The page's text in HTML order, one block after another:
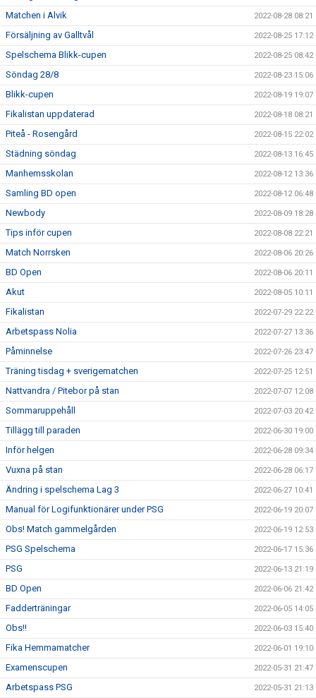
Matchen i Alvik 2022-08-28 08:21
Försäljning av Galltvål 2022-08-25 17:12
Spelschema Blikk-cupen 2022-08-25 08:42
Söndag 28/8 2022-08-23 15:06
Blikk-cupen 2022-08-19 19:07
Fikalistan uppdaterad 2022-08-18 08:21
Piteå - Rosengård 2022-08-15 22:02
Städning söndag 2022-08-13 16:45
Manhemsskolan 2022-08-12 13:36
Samling BD open 2022-08-12 06:48
Newbody 2022-08-09 18:28
Tips inför cupen 2022-08-08 22:21
Match Norrsken 2022-08-06 20:26
BD Open 2022-08-06 20:11
Akut 2022-08-05 10:11
Fikalistan 2022-07-29 22:22
Arbetspass Nolia 2022-07-27 13:36
Påminnelse 2022-07-26 23:47
Träning tisdag + sverigematchen 2022-07-25 12:51
Nattvandra / Pitebor på stan 2022-07-07 12:08
Sommaruppehåll 2022-07-03 20:42
Tillägg till paraden 2022-06-30 19:00
Inför helgen 2022-06-28 09:34
Vuxna på stan 2022-06-28 06:17
Ändring i spelschema Lag 3 2022-06-27 10:41
Manual för Logifunktionärer under PSG 2022-06-19 20:07
Obs! Match gammelgården 2022-06-19 12:53
PSG Spelschema 2022-06-17 15:36
PSG 2022-06-13 21:19
BD Open 2022-06-06 21:42
Fadderträningar 2022-06-05 14:05
Obs!! 2022-06-03 15:40
Fika Hemmamatcher 2022-06-01 19:10
Examenscupen 2022-05-31 21:47
Arbetspass PSG 2022-05-31 21:13